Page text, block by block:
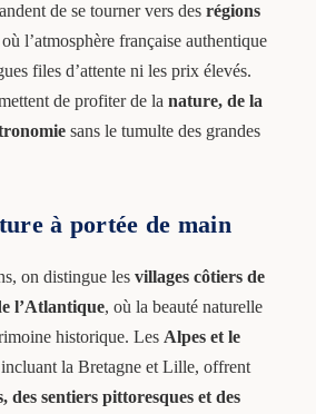
de se tourner vers des régions
l’atmosphère française authentique
files d’attente ni les prix élevés.
de profiter de la nature, de la
sans le tumulte des grandes
à portée de main
on distingue les villages côtiers de
l’Atlantique, où la beauté naturelle
historique. Les Alpes et le
la Bretagne et Lille, offrent
des sentiers pittoresques et des